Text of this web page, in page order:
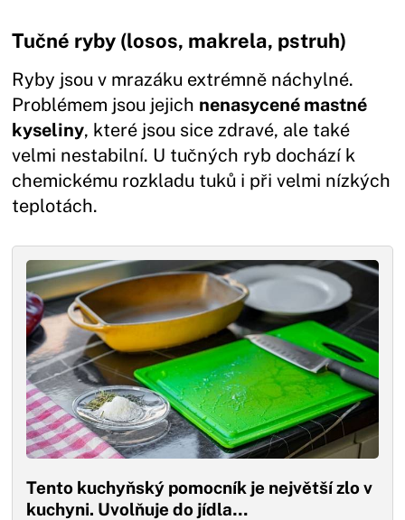
Tučné ryby (losos, makrela, pstruh)
Ryby jsou v mrazáku extrémně náchylné.
Problémem jsou jejich nenasycené mastné
kyseliny, které jsou sice zdravé, ale také
velmi nestabilní. U tučných ryb dochází k
chemickému rozkladu tuků i při velmi nízkých
teplotách.
Tento kuchyňský pomocník je největší zlo v
kuchyni. Uvolňuje do jídla…